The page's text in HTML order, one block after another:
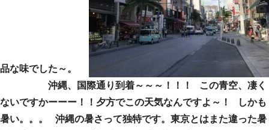
品な味でした～。
沖縄、国際通り到着～～～！！！ この青空、凄く
ないですかーーー！！夕方でこの天気なんですよ～！ しかも
暑い。。。 沖縄の暑さって独特です。東京とはまた違った暑